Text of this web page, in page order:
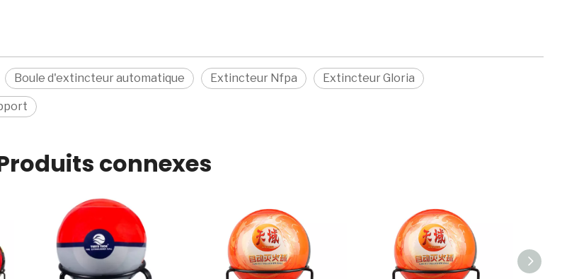
Boule d'extincteur automatique Extincteur Nfpa Extincteur Gloria
connexes